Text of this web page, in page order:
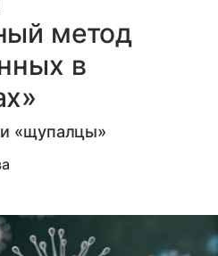
метод
в
«щупалцы»